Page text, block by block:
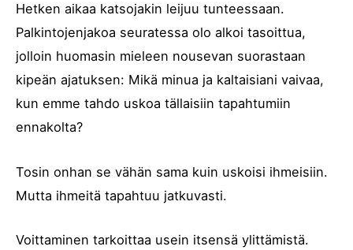
Hetken aikaa katsojakin leijuu tunteessaan.
Palkintojenjakoa seuratessa olo alkoi tasoittua,
jolloin huomasin mieleen nousevan suorastaan
kipeän ajatuksen: Mikä minua ja kaltaisiani vaivaa,
kun emme tahdo uskoa tällaisiin tapahtumiin
ennakolta?
Tosin onhan se vähän sama kuin uskoisi ihmeisiin.
Mutta ihmeitä tapahtuu jatkuvasti.
Voittaminen tarkoittaa usein itsensä ylittämistä.